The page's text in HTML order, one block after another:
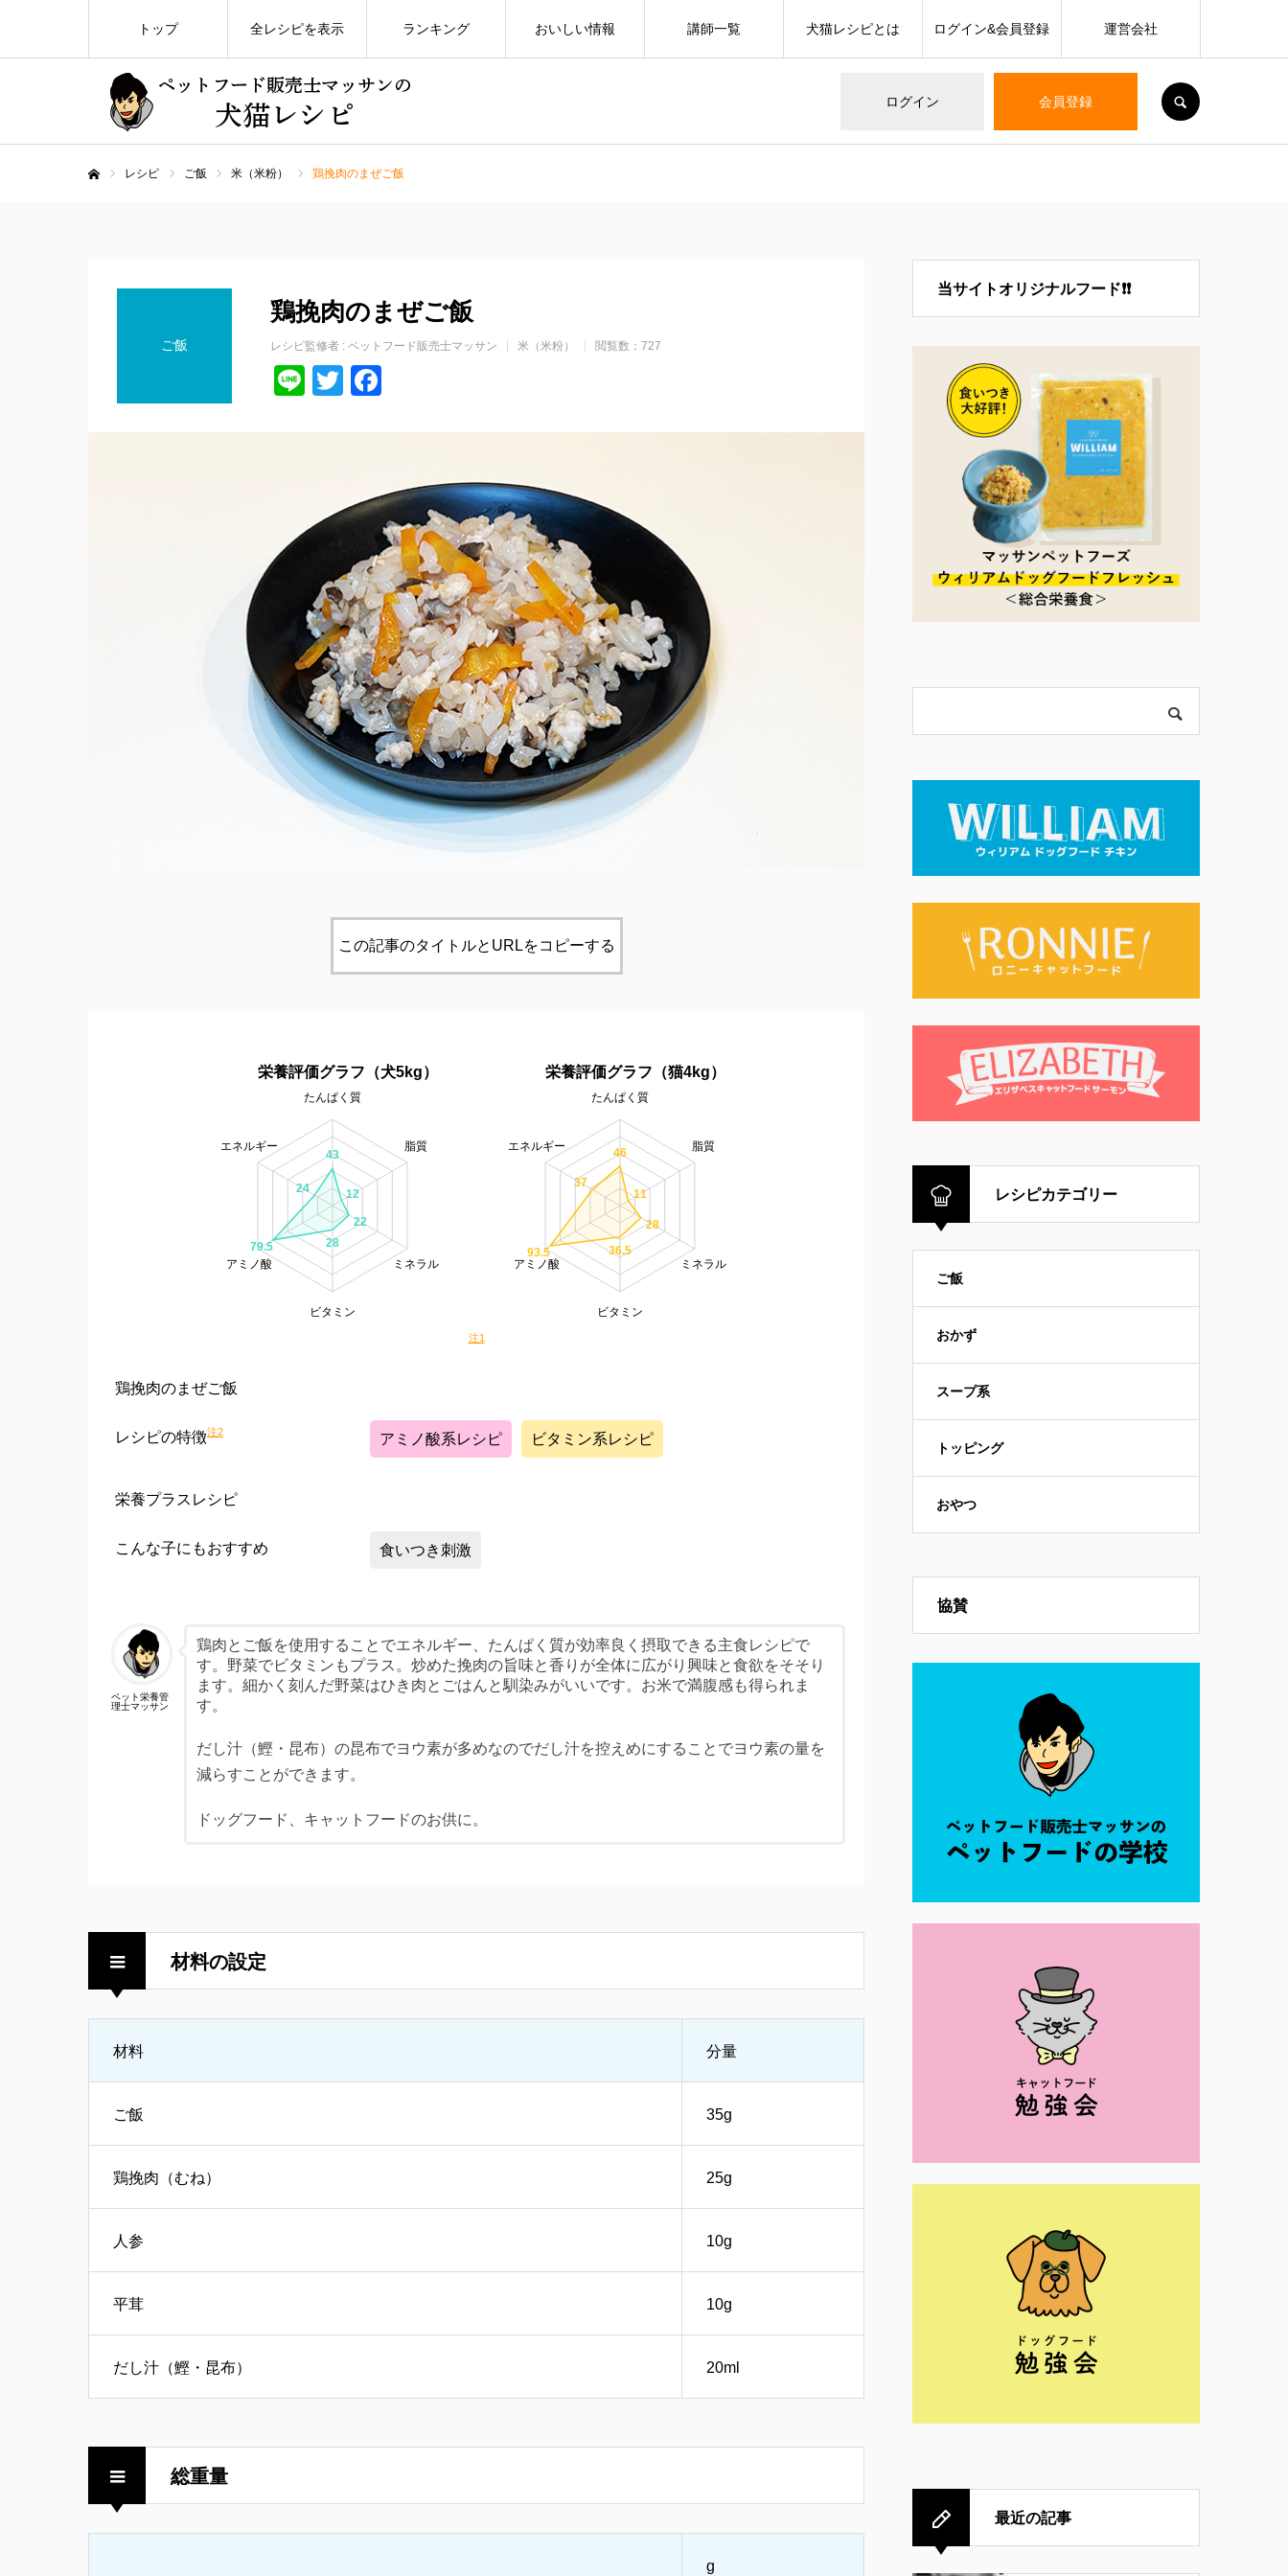
ログイン 会員登録
トップ 全レシピを表示 ランキング おいしい情報 講師一覧 犬猫レシピとは ログイン&会員登録 運営会社
レシピ ご飯 米（米粉） 鶏挽肉のまぜご飯
ご飯
鶏挽肉のまぜご飯
レシピ監修者 : ペットフード販売士マッサン 米（米粉） 閲覧数：727
LineTwitter
この記事のタイトルとURLをコピーする
栄養評価グラフ（犬5kg）
24
43
12
22
28
79.5
エネルギー
たんぱく質
脂質
ミネラル
ビタミン
アミノ酸
栄養評価グラフ（猫4kg）
37
46
11
28
36.5
93.5
エネルギー
たんぱく質
脂質
ミネラル
ビタミン
アミノ酸
注1
鶏挽肉のまぜご飯
レシピの特徴注2 アミノ酸系レシピ ビタミン系レシピ
栄養プラスレシピ
こんな子にもおすすめ 食いつき刺激
ペット栄養管
理士マッサン
鶏肉とご飯を使用することでエネルギー、たんぱく質が効率良く摂取できる主食レシピで
す。野菜でビタミンもプラス。炒めた挽肉の旨味と香りが全体に広がり興味と食欲をそそり
ます。細かく刻んだ野菜はひき肉とごはんと馴染みがいいです。お米で満腹感も得られま
す。
だし汁（鰹・昆布）の昆布でヨウ素が多めなのでだし汁を控えめにすることでヨウ素の量を
減らすことができます。
ドッグフード、キャットフードのお供に。
材料の設定
材料 分量
ご飯 35g
鶏挽肉（むね） 25g
人参 10g
平茸 10g
だし汁（鰹・昆布） 20ml
総重量
g
当サイトオリジナルフード❗❗
レシピカテゴリー
ご飯
おかず
スープ系
トッピング
おやつ
協賛
最近の記事